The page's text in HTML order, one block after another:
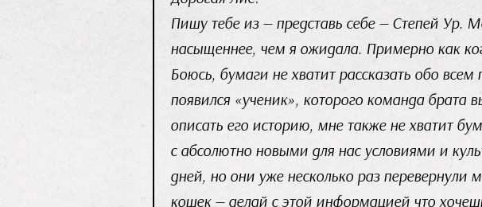
Пишу тебе из — представь себе — Степей Ур.
насыщеннее, чем я ожидала. Примерно как
Боюсь, бумаги не хватит рассказать обо
появился «ученик», которого команда брата
описать его историю, мне также не хватит
с абсолютно новыми для нас условиями и
дней, но они уже несколько раз
кошек — делай с этой информацией что